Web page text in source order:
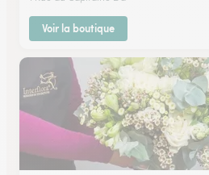
Voir la boutique